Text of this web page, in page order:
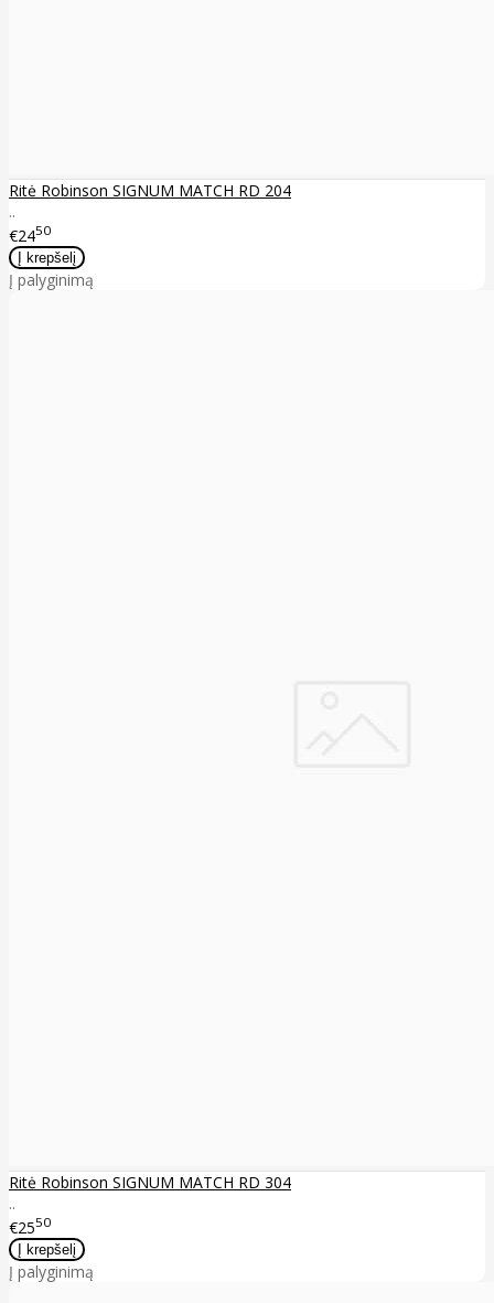
Ritė Robinson SIGNUM MATCH RD 204
..
€2450
Į palyginimą
Ritė Robinson SIGNUM MATCH RD 304
..
€2550
Į palyginimą